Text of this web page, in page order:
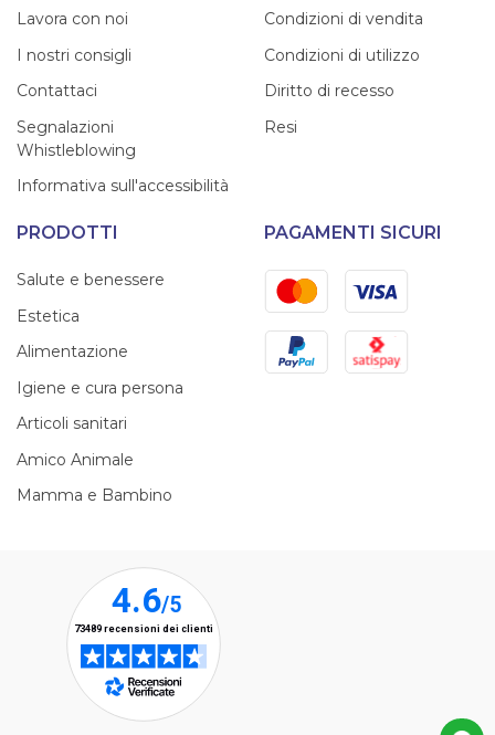
Lavora con noi
I nostri consigli
Contattaci
Segnalazioni
Whistleblowing
Informativa sull'accessibilità
Condizioni di vendita
Condizioni di utilizzo
Diritto di recesso
Resi
PRODOTTI
Salute e benessere
Estetica
Alimentazione
Igiene e cura persona
Articoli sanitari
Amico Animale
Mamma e Bambino
PAGAMENTI SICURI
MastercardVisa
PayPal Satispay